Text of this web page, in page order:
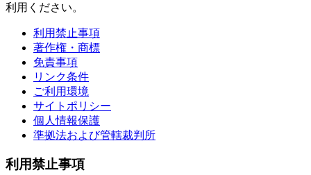
利用ください。
利用禁止事項
著作権・商標
免責事項
リンク条件
ご利用環境
サイトポリシー
個人情報保護
準拠法および管轄裁判所
利用禁止事項